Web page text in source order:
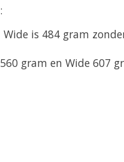
is 484 gram
gram en Wide 607